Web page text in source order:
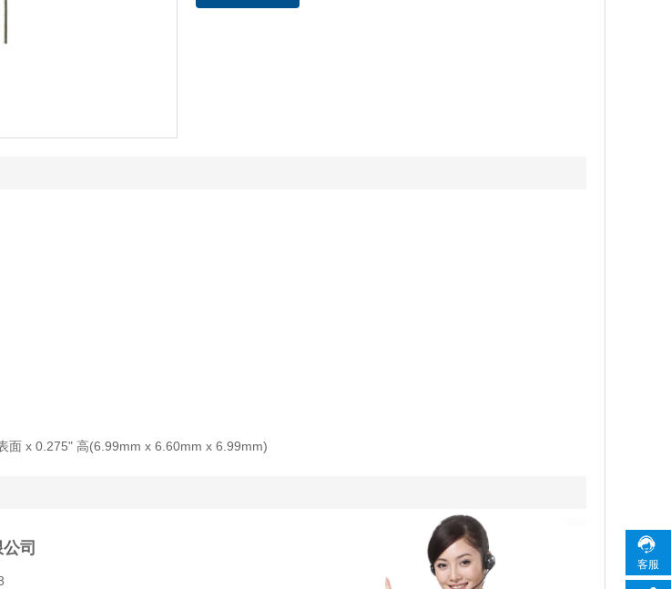
面 x 0.275" 高(6.99mm x 6.60mm x 6.99mm)
司
客服